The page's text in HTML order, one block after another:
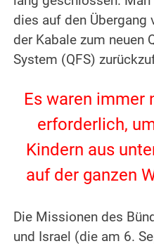
dies auf den Übergang
der Kabale zum neuen
System (QFS)
Es waren immer
erforderlich,
Kindern aus
auf der ganzen
Die Missionen des
und Israel (die am 6.